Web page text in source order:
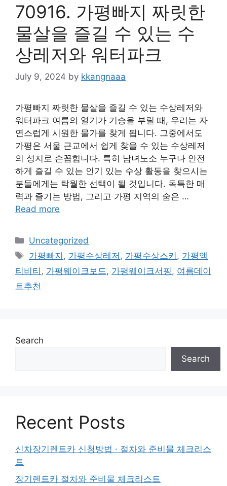
70916. 가평빠지 짜릿한
물살을 즐길 수 있는 수
상레저와 워터파크
July 9, 2024 by kkangnaaa
가평빠지 짜릿한 물살을 즐길 수 있는 수상레저와
워터파크 여름의 열기가 기승을 부릴 때, 우리는 자
연스럽게 시원한 물가를 찾게 됩니다. 그중에서도
가평은 서울 근교에서 쉽게 찾을 수 있는 수상레저
의 성지로 손꼽힙니다. 특히 남녀노소 누구나 안전
하게 즐길 수 있는 인기 있는 수상 활동을 찾으시는
분들에게는 탁월한 선택이 될 것입니다. 독특한 매
력과 즐기는 방법, 그리고 가평 지역의 숨은 …
Read more
Categories
Uncategorized
Tags
가평빠지 , 가평수상레저 , 가평수상스키 , 가평액
티비티 , 가평웨이크보드, 가평웨이크서핑, 여름데이
트추천
Search
Search
Recent Posts
신차장기렌트카 신청방법 · 절차와 준비물 체크리스
트
장기렌트카 절차와 준비물 체크리스트